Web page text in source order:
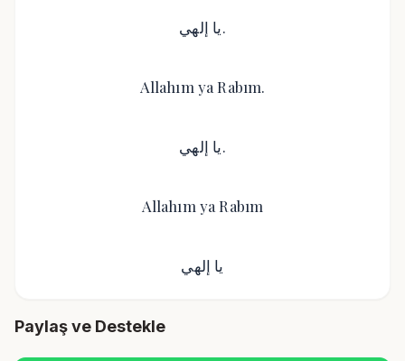
يا إلهي.
Allahım ya Rabım.
يا إلهي.
Allahım ya Rabım
يا إلهي
Paylaş ve Destekle